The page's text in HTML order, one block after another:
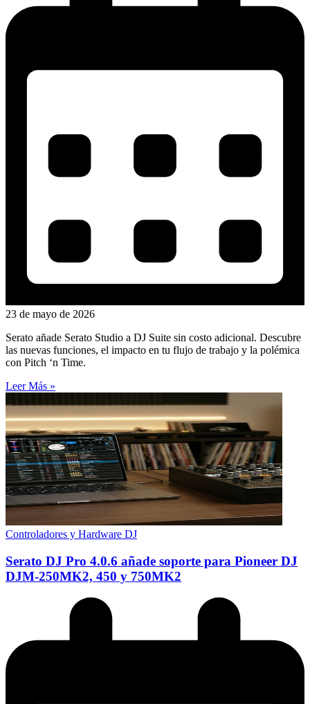
23 de mayo de 2026
Serato añade Serato Studio a DJ Suite sin costo adicional. Descubre
las nuevas funciones, el impacto en tu flujo de trabajo y la polémica
con Pitch ‘n Time.
Leer Más »
Controladores y Hardware DJ
Serato DJ Pro 4.0.6 añade soporte para Pioneer DJ
DJM-250MK2, 450 y 750MK2